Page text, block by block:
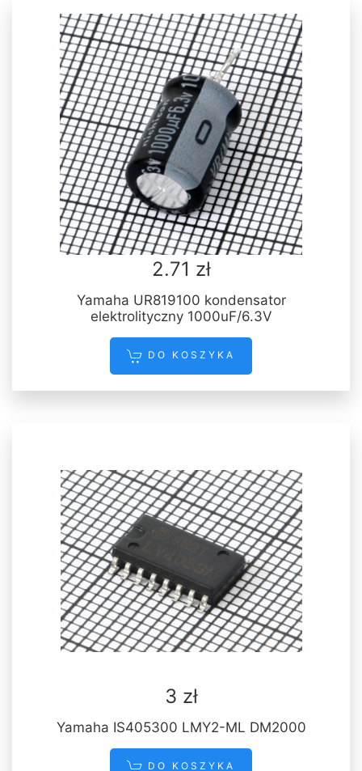
2.71 zł
Yamaha UR819100 kondensator
elektrolityczny 1000uF/6.3V
DO KOSZYKA
3 zł
Yamaha IS405300 LMY2-ML DM2000
DO KOSZYKA